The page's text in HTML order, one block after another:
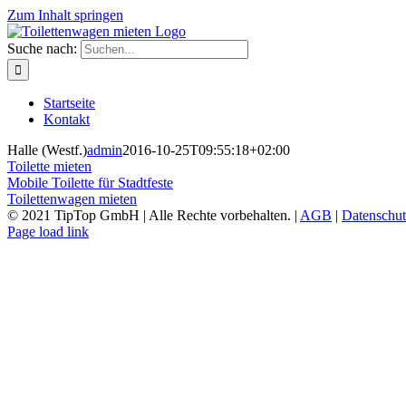
Zum Inhalt springen
Suche nach:
Startseite
Kontakt
Halle (Westf.)admin2016-10-25T09:55:18+02:00
Toilette mieten
Mobile Toilette für Stadtfeste
Toilettenwagen mieten
© 2021 TipTop GmbH | Alle Rechte vorbehalten. | AGB |
Page load link